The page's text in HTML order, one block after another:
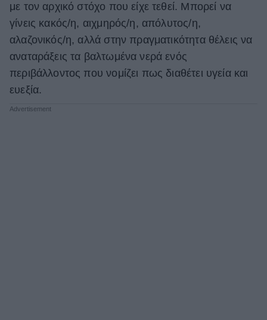
Γάμος
Market News
με τον αρχικό στόχο που είχε τεθεί. Μπορεί να
γίνεις κακός/η, αιχμηρός/η, απόλυτος/η,
αλαζονικός/η, αλλά στην πραγματικότητα θέλεις να
αναταράξεις τα βαλτωμένα νερά ενός
περιβάλλοντος που νομίζει πως διαθέτει υγεία και
ευεξία.